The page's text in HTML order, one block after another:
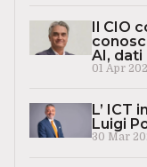
Il CIO
AI,
01 Apr
L’ ICT
Luigi
30 Mar